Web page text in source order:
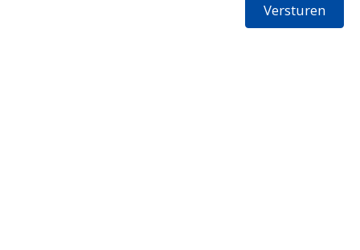
Versturen